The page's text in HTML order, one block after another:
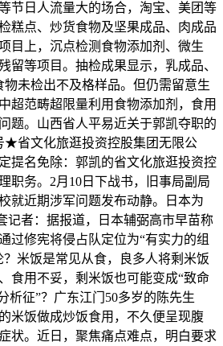
节日人流量大的场合，淘宝、美团等
糕点、炒货食物及坚果成品、肉成品
目上，沉点检测食物添加剂、微生
留等项目。抽检成果显示，乳成品、
未检出不及格样品。但仍需留意生
超范畴超限量利用食物添加剂，食用
题。山西省人平易近关于郭凯夺职的
★省文化旅逛投资控股集团无限公
提名免除：郭凯的省文化旅逛投资控
职务。2月10日下战书，旧事局副局
就近期涉军问题发布动静。日本为
记者：据报道，日本辅弼高市早苗称
过修宪将侵占队定位为“有实力的组
米饭是常见从食，良多人将剩米饭
食用不妥，剩米饭也可能变成“致命
析征”？广东江门50多岁的陈先生
米饭做成炒饭食用，不久便呈现腹
状。近日，聚焦痛点难点，明白要求